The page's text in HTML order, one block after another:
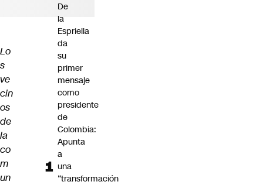
Lo
s
ve
cin
os
de
la
co
m
un
De
la
Espriella
da
su
primer
mensaje
como
presidente
de
Colombia:
Apunta
a
una
“transformación